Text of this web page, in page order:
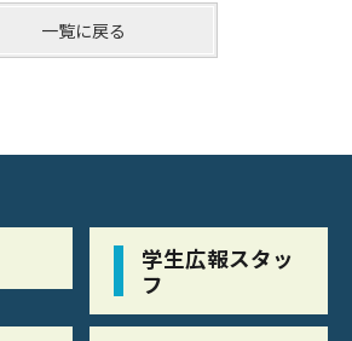
一覧に戻る
学生広報スタッ
フ